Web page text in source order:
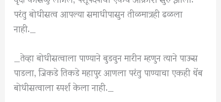
परंतु बोधीसत्व आपल्या समाधीपासुन तीळमात्रही ढळला
नाही._
_तेव्हा बोधीसत्वाला पाण्याने बुडवुन मारीन म्हणुन त्याने पाऊस
पाडला, जिकडे तिकडे महापुर आणला परंतु पाण्याचा एकही थेंब
बोधीसत्वाला स्पर्श केला नाही._